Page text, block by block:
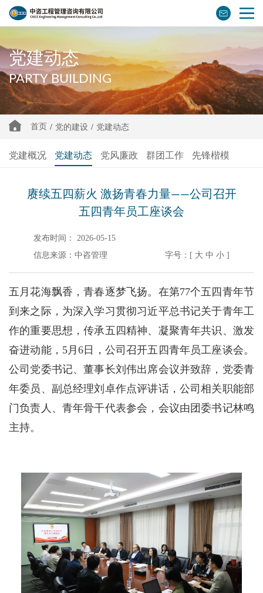
党建动态
PARTY BUILDING
首页 / 党的建设 / 党建动态
党建概况 党建动态 党风廉政 群团工作 先锋楷模
赓续五四薪火 激扬青春力量——公司召开
五四青年员工座谈会
发布时间： 2026-05-15
信息来源： 中咨管理 字号：[ 大 中 小 ]
五月花海飘香，青春逐梦飞扬。在第77个五四青年节
到来之际，为深入学习贯彻习近平总书记关于青年工
作的重要思想，传承五四精神、凝聚青年共识、激发
奋进动能，5月6日，公司召开五四青年员工座谈会。
公司党委书记、董事长刘伟出席会议并致辞，党委青
年委员、副总经理刘卓作点评讲话，公司相关职能部
门负责人、青年骨干代表参会，会议由团委书记林鸣
主持。